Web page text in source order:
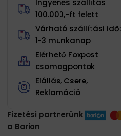
Ingyenes szállítás
100.000,-ft felett
Várható szállítási idő:
1-3 munkanap
Elérhető Foxpost
csomagpontok
Elállás, Csere,
Reklamáció
Fizetési partnerünk
a Barion